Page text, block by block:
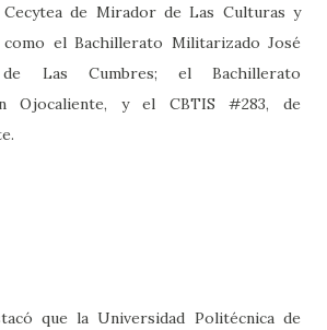
de Mirador de Las Culturas y
como el Bachillerato Militarizado José
Las Cumbres; el Bachillerato
Ojocaliente, y el CBTIS #283, de
que la Universidad Politécnica de